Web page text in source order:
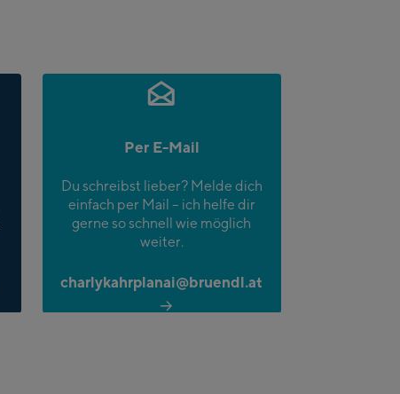
Per E-Mail
Du schreibst lieber? Melde dich
einfach per Mail – ich helfe dir
gerne so schnell wie möglich
weiter.
charlykahrplanai@bruendl.at